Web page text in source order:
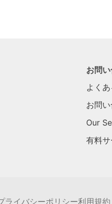
お問
よく
お問
Our
有料
ライバシーポリシー利用規約